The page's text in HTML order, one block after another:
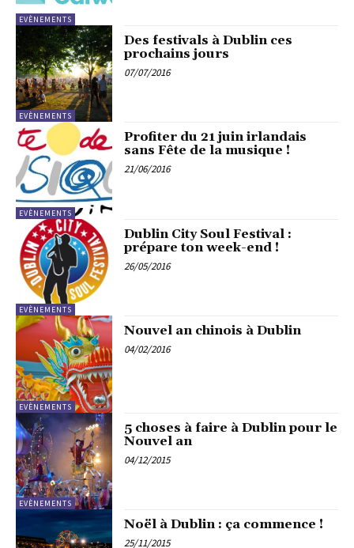
EVÈNEMENTS
EVÈNEMENTS
Des festivals à Dublin ces
prochains jours
07/07/2016
EVÈNEMENTS
Profiter du 21 juin irlandais
sans Fête de la musique !
21/06/2016
EVÈNEMENTS
Dublin City Soul Festival :
prépare ton week-end !
26/05/2016
EVÈNEMENTS
Nouvel an chinois à Dublin
04/02/2016
EVÈNEMENTS
5 choses à faire à Dublin pour le
Nouvel an
04/12/2015
Noël à Dublin : ça commence !
25/11/2015